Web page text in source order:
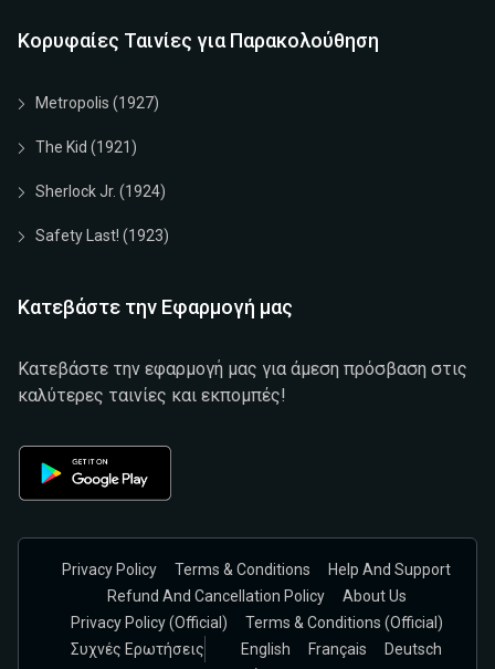
Κορυφαίες Ταινίες για Παρακολούθηση
Metropolis (1927)
The Kid (1921)
Sherlock Jr. (1924)
Safety Last! (1923)
Κατεβάστε την Εφαρμογή μας
Κατεβάστε την εφαρμογή μας για άμεση πρόσβαση στις
καλύτερες ταινίες και εκπομπές!
Privacy Policy Terms & Conditions
Help And Support
Refund And Cancellation Policy
About Us
Privacy Policy (official)
Terms & Conditions (Official)
Συχνές Ερωτήσεις
English Français
Deutsch